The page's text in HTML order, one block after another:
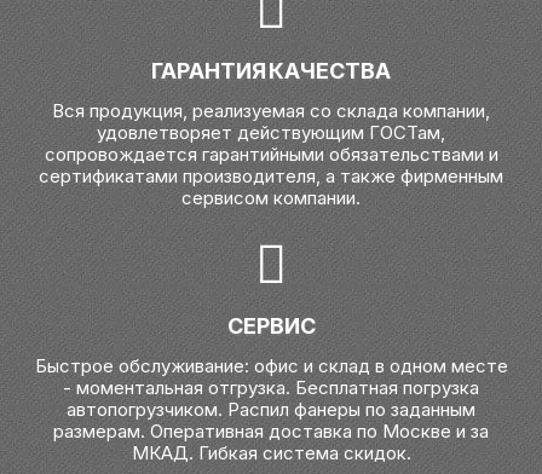
ГАРАНТИЯ КАЧЕСТВА
Вся продукция, реализуемая со склада компании,
удовлетворяет действующим ГОСТам,
сопровождается гарантийными обязательствами и
сертификатами производителя, а также фирменным
сервисом компании.
СЕРВИС
Быстрое обслуживание: офис и склад в одном месте
- моментальная отгрузка. Бесплатная погрузка
автопогрузчиком. Распил фанеры по заданным
размерам. Оперативная доставка по Москве и за
МКАД. Гибкая система скидок.